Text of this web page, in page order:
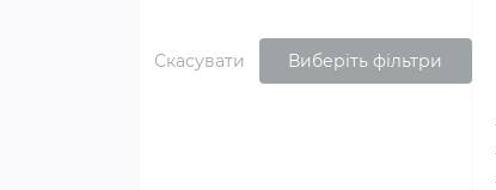
Скасувати Виберіть фільтри